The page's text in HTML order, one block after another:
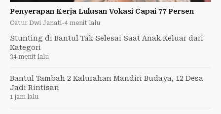
Penyerapan Kerja Lulusan Vokasi Capai 77 Persen
Catur Dwi Janati-4 menit lalu
Stunting di Bantul Tak Selesai Saat Anak Keluar dari
Kategori
34 menit lalu
Bantul Tambah 2 Kalurahan Mandiri Budaya, 12 Desa
Jadi Rintisan
1 jam lalu